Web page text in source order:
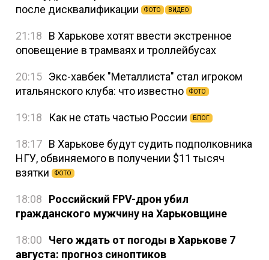
после дисквалификации
ФОТО ВИДЕО
21:18
В Харькове хотят ввести экстренное
оповещение в трамваях и троллейбусах
20:15 Экс-хавбек "Металлиста" стал игроком
итальянского клуба: что известно
ФОТО
19:18 Как не стать частью России БЛОГ
18:17 В Харькове будут судить подполковника
НГУ, обвиняемого в получении $11 тысяч
взятки
ФОТО
18:08
Российский FPV-дрон убил
гражданского мужчину на Харьковщине
18:00
Чего ждать от погоды в Харькове 7
августа: прогноз синоптиков